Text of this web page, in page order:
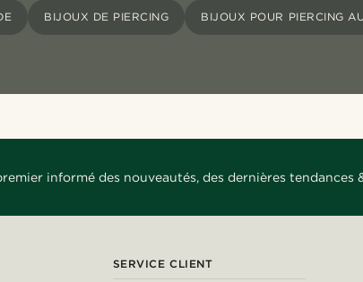
BIJOUX DE PIERCING BIJOUX POUR PIERCING
informé des nouveautés, des dernières tendances
SERVICE CLIENT